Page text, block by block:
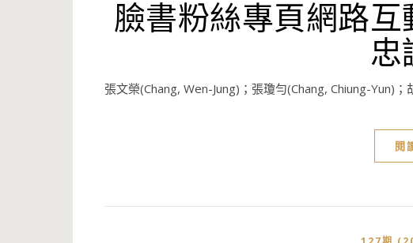
臉書粉絲專頁網路
忠
張文榮(Chang, Wen-Jung)；張瓊勻(Chang, Chiung-Yun)
閱